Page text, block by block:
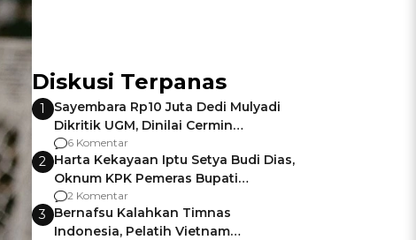
Diskusi Terpanas
1
Sayembara Rp10 Juta Dedi Mulyadi
Dikritik UGM, Dinilai Cermin
Gagalnya Negara Jamin Keamanan
6 Komentar
2 Harta Kekayaan Iptu Setya Budi Dias,
Oknum KPK Pemeras Bupati
Pemalang
2 Komentar
3 Bernafsu Kalahkan Timnas
Indonesia, Pelatih Vietnam